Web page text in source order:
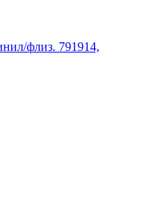
флиз. 791914,